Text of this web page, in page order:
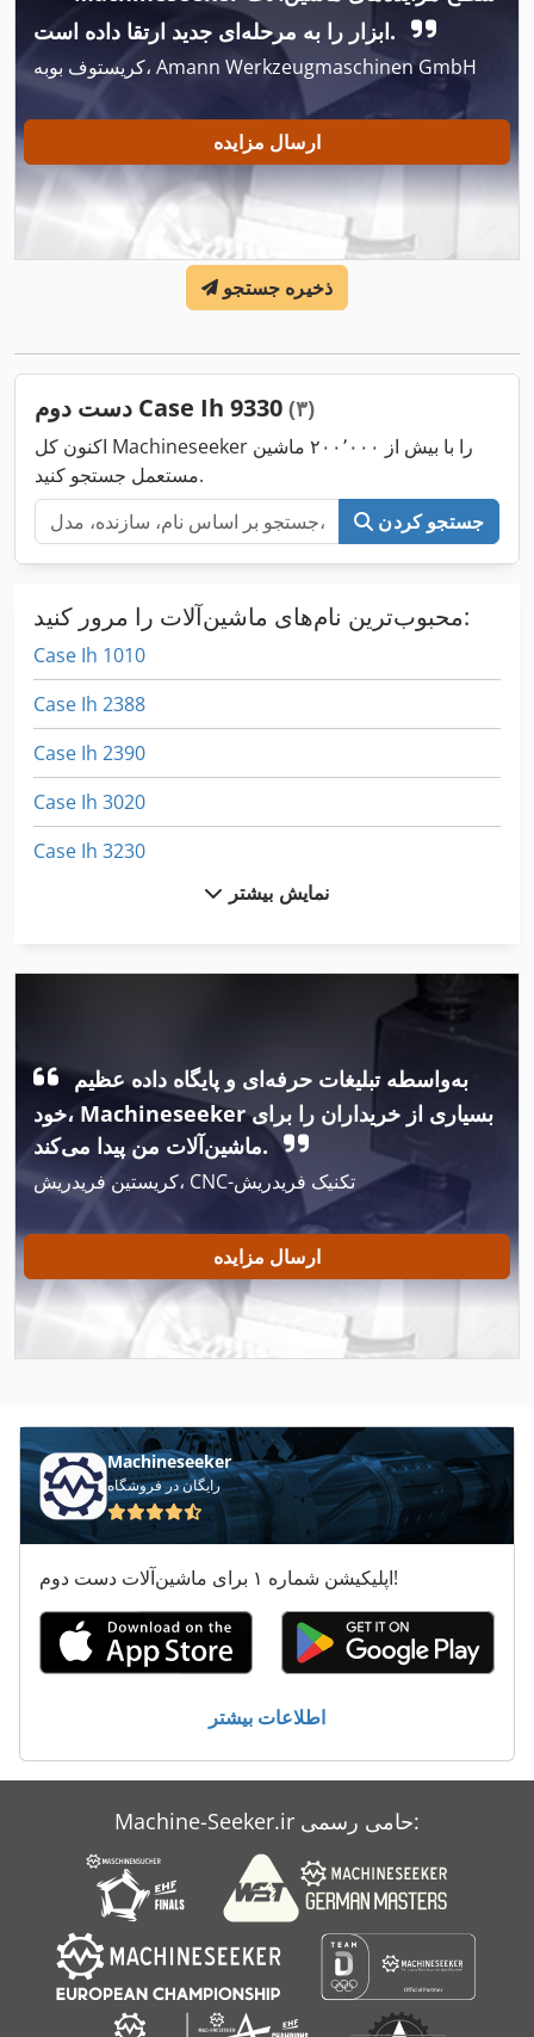
ابزار را به مرحله‌ای جدید ارتقا داده است.
کریستوف بوبه، Amann Werkzeugmaschinen GmbH
ارسال مزایده
ذخیره جستجو
دست دوم Case Ih 9330 (۳)
اکنون کل Machineseeker را با بیش از ۲۰۰٬۰۰۰ ماشین
مستعمل جستجو کنید.
جستجو کردن
محبوب‌ترین نام‌های ماشین‌آلات را مرور کنید:
Case Ih 1010
Case Ih 2388
Case Ih 2390
Case Ih 3020
Case Ih 3230
Case Ih 4420
Case Ih 5130
Case Ih 633
Case Ih 7130
Case Ih 733 A
Case Ih 8010
Case Ih 833 A
Case Ih 885
Case Ih 8920
Case Ih 8930
Case Ih 9180
Case Ih 9230
Case Ih 9370
Case Ih Cs 94
نمایش بیشتر
به‌واسطه تبلیغات حرفه‌ای و پایگاه داده عظیم
خود، Machineseeker بسیاری از خریداران را برای
ماشین‌آلات من پیدا می‌کند.
کریستین فریدریش، CNC-تکنیک فریدریش
ارسال مزایده
Machineseeker
رایگان در فروشگاه
اپلیکیشن شماره ۱ برای ماشین‌آلات دست دوم!
اطلاعات بیشتر
Machine-Seeker.ir حامی رسمی: